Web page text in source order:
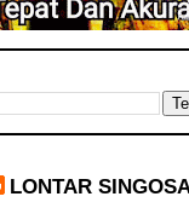
LONTAR